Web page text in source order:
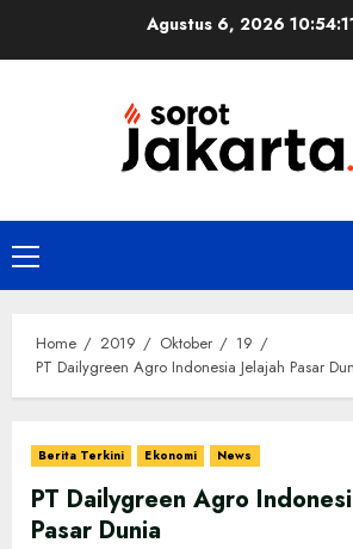
Agustus 6, 2026
Primary
Menu
Home 2019 Oktober
19
PT Dailygreen Agro Indonesia Jelajah Pasar
Berita Terkini Ekonomi News
PT Dailygreen Agro
Pasar Dunia